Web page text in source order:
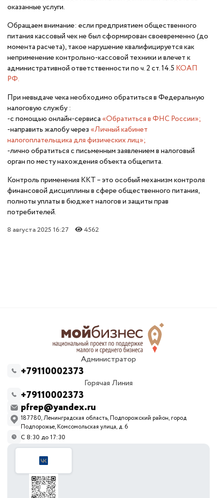
оказанные услуги.
Обращаем внимание: если предприятием общественного
питания кассовый чек не был сформирован своевременно (до
момента расчета), такое нарушение квалифицируется как
неприменение контрольно-кассовой техники и влечет к
административной ответственности по ч. 2 ст. 14.5 КОАП
РФ.
При невыдаче чека необходимо обратиться в Федеральную
налоговую службу :
-с помощью онлайн-сервиса«Обратиться в ФНС России»;
-направить жалобу через«Личный кабинет
налогоплательщика для физических лиц»;
-лично обратиться с письменным заявлением в налоговый
орган по месту нахождения объекта общепита.
Контроль применения ККТ – это особый механизм контроля
финансовой дисциплины в сфере общественного питания,
полноты уплаты в бюджет налогов и защиты прав
потребителей.
8 августа 2025 16:27 4562
Администратор
+79110002373
Горячая Линия
+79110002373
pfrep@yandex.ru
187780, Ленинградская область, Подпорожский район, город
Подпорожье, Комсомольская улица, д. 6
С 8:30 до 17:30